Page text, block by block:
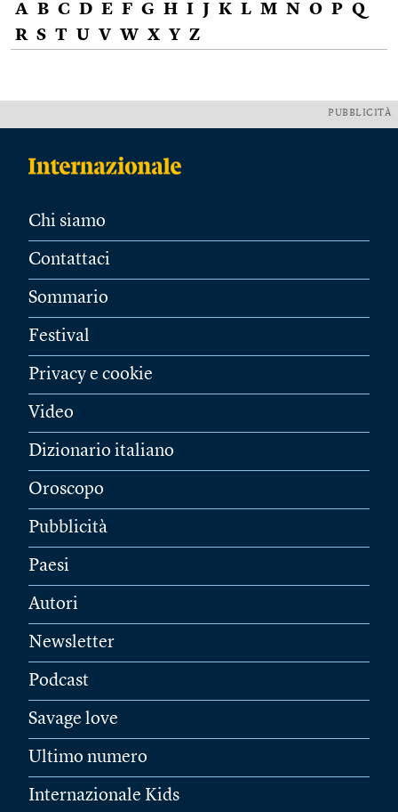
A B C D E F G H I J K L M N O P Q
R S T U V W X Y Z
PUBBLICITÀ
Chi siamo
Contattaci
Sommario
Festival
Privacy e cookie
Video
Dizionario italiano
Oroscopo
Pubblicità
Paesi
Autori
Newsletter
Podcast
Savage love
Ultimo numero
Internazionale Kids